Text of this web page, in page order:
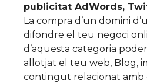
publicitat AdWords,
La compra d’un domini
difondre el teu negoci
d’aquesta categoria
allotjat el teu web, Blog,
contingut relacionat amb